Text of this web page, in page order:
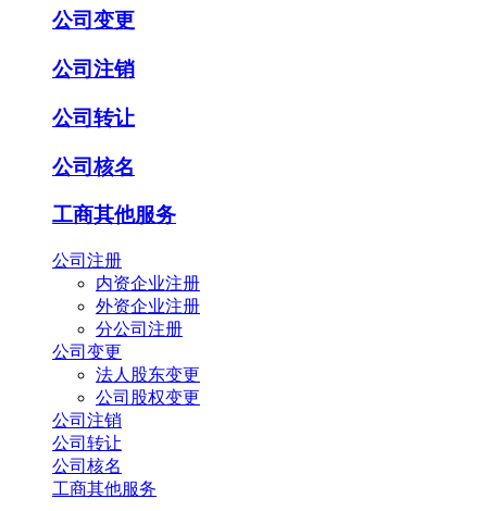
公司变更
公司注销
公司转让
公司核名
工商其他服务
公司注册
内资企业注册
外资企业注册
分公司注册
公司变更
法人股东变更
公司股权变更
公司注销
公司转让
公司核名
工商其他服务